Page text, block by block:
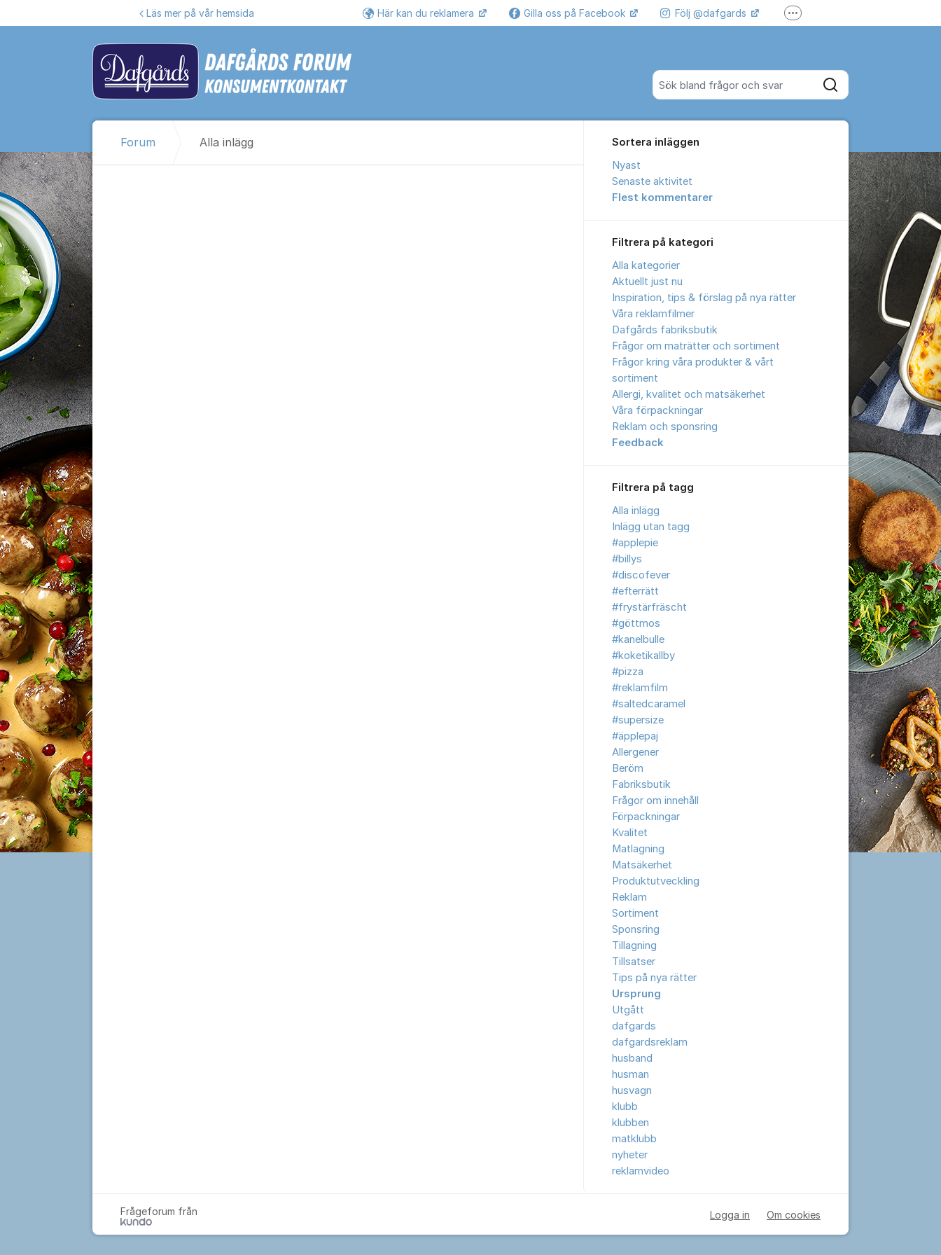
Sök bland alla inlägg
Sök
Läs mer på vår hemsida Här kan du reklamera Gilla oss på Facebook Följ @dafgards Fler supportlänkar
Forum Alla inlägg
Sortera inläggen
Nyast
Senaste aktivitet
Flest kommentarer
Filtrera på kategori
Alla kategorier
Aktuellt just nu
Inspiration, tips & förslag på nya rätter
Våra reklamfilmer
Dafgårds fabriksbutik
Frågor om maträtter och sortiment
Frågor kring våra produkter & vårt
sortiment
Allergi, kvalitet och matsäkerhet
Våra förpackningar
Reklam och sponsring
Feedback
Filtrera på tagg
Alla inlägg
Inlägg utan tagg
#applepie
#billys
#discofever
#efterrätt
#frystärfräscht
#göttmos
#kanelbulle
#koketikallby
#pizza
#reklamfilm
#saltedcaramel
#supersize
#äpplepaj
Allergener
Beröm
Fabriksbutik
Frågor om innehåll
Förpackningar
Kvalitet
Matlagning
Matsäkerhet
Produktutveckling
Reklam
Sortiment
Sponsring
Tillagning
Tillsatser
Tips på nya rätter
Ursprung
Utgått
dafgards
dafgardsreklam
husband
husman
husvagn
klubb
klubben
matklubb
nyheter
reklamvideo
Frågeforum från Logga in Om cookies